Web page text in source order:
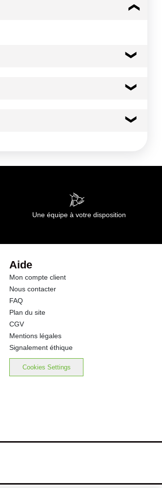
Une équipe à votre disposition
Aide
Mon compte client
Nous contacter
FAQ
Plan du site
CGV
Mentions légales
Signalement éthique
Cookies Settings